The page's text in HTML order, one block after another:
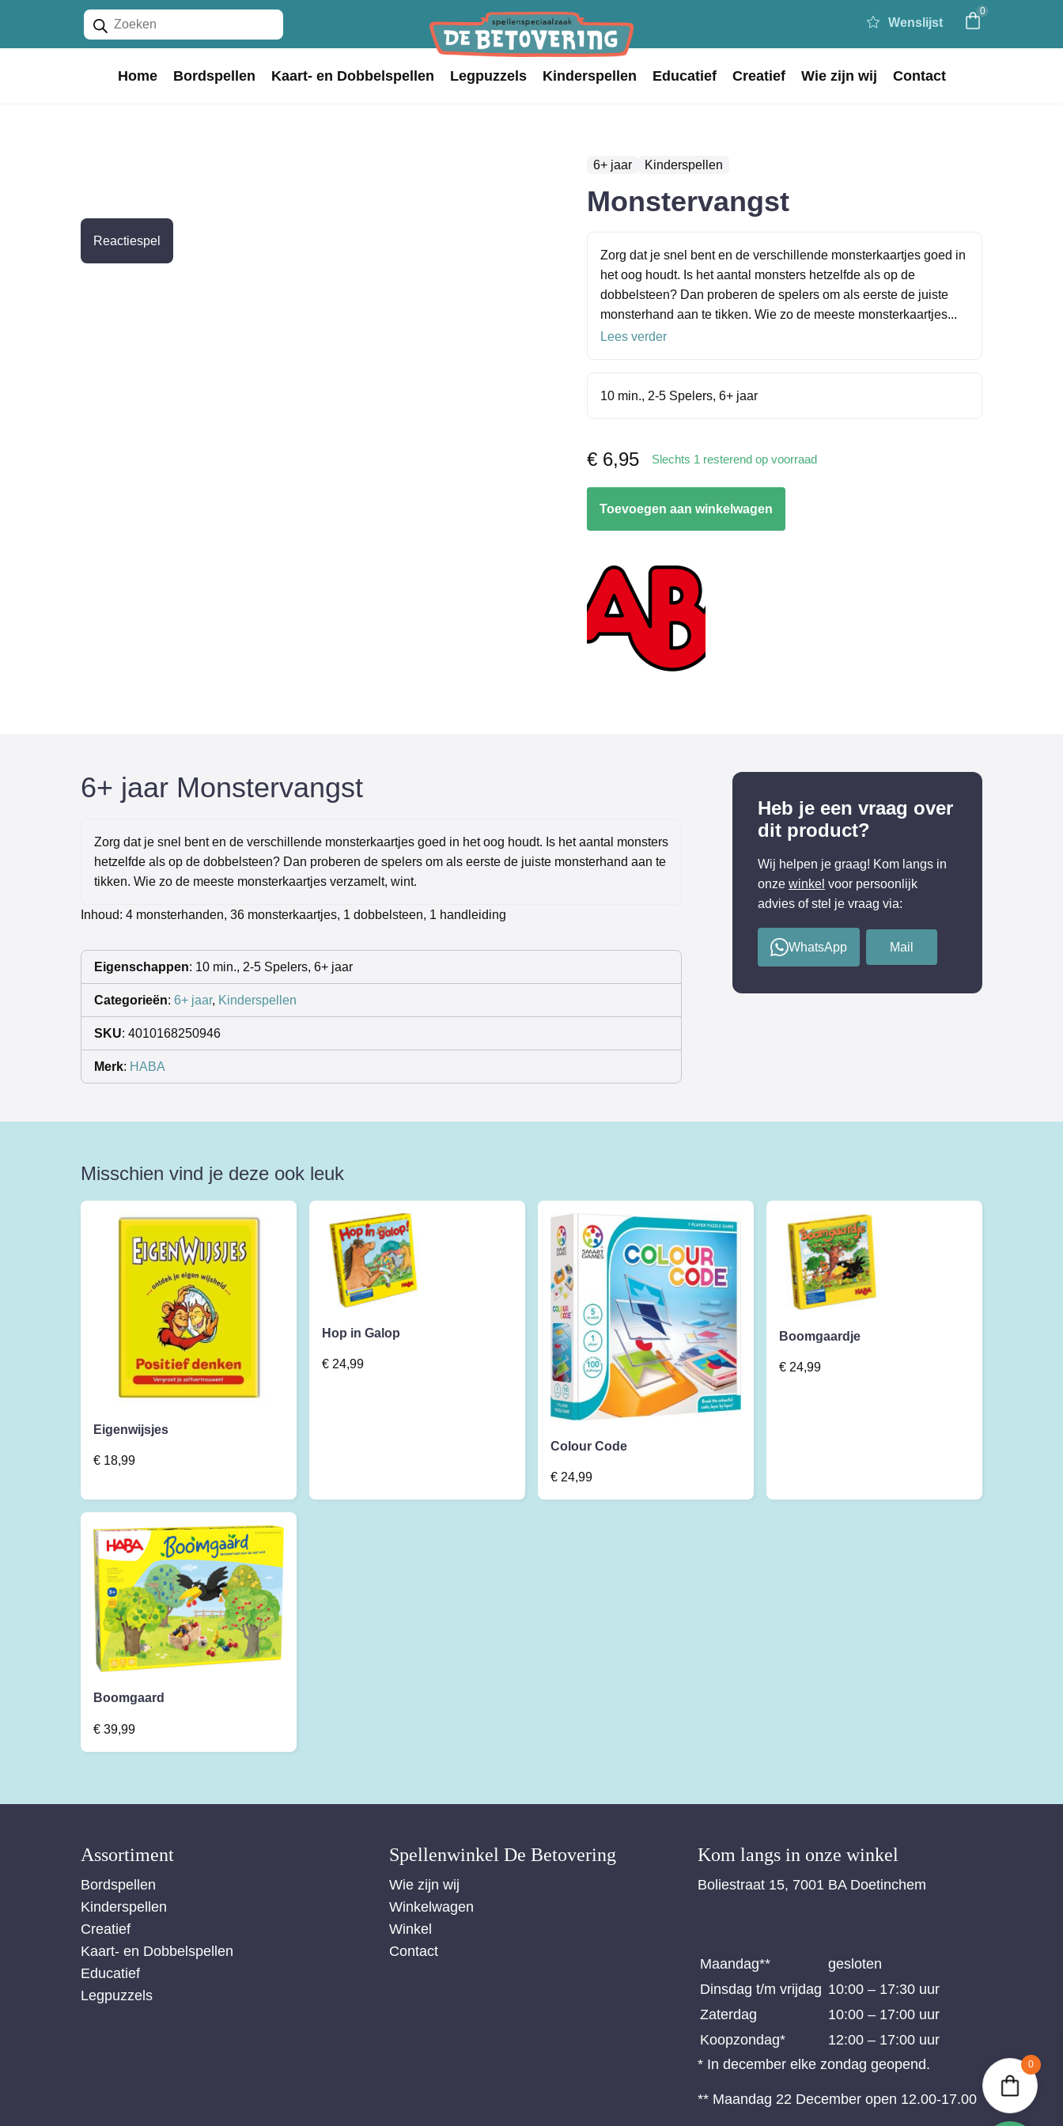
0
Producten
zoeken
Wenslijst
0
Home Bordspellen Kaart- en Dobbelspellen Legpuzzels Kinderspellen Educatief Creatief Wie zijn wij Contact
6+ jaar Kinderspellen
Monstervangst
Zorg dat je snel bent en de verschillende monsterkaartjes goed in
het oog houdt. Is het aantal monsters hetzelfde als op de
dobbelsteen? Dan proberen de spelers om als eerste de juiste
monsterhand aan te tikken. Wie zo de meeste monsterkaartjes...
Lees verder
10 min., 2-5 Spelers, 6+ jaar
€ 6,95
Reactiespel
Slechts 1 resterend op voorraad
aantal
Toevoegen aan winkelwagen
6+ jaar Monstervangst
Zorg dat je snel bent en de verschillende monsterkaartjes goed in het oog houdt. Is het aantal monsters
hetzelfde als op de dobbelsteen? Dan proberen de spelers om als eerste de juiste monsterhand aan te
tikken. Wie zo de meeste monsterkaartjes verzamelt, wint.
Inhoud: 4 monsterhanden, 36 monsterkaartjes, 1 dobbelsteen, 1 handleiding
Eigenschappen: 10 min., 2-5 Spelers, 6+ jaar
Categorieën: 6+ jaar, Kinderspellen
SKU: 4010168250946
Merk: HABA
Heb je een vraag over
dit product?
Wij helpen je graag! Kom langs in
onze winkel voor persoonlijk
advies of stel je vraag via:
WhatsApp Mail
Misschien vind je deze ook leuk
Eigenwijsjes
€ 18,99
Hop in Galop
€ 24,99
Colour Code
€ 24,99
Boomgaardje
€ 24,99
Boomgaard
€ 39,99
Assortiment
Bordspellen
Kinderspellen
Creatief
Kaart- en Dobbelspellen
Educatief
Legpuzzels
Spellenwinkel De Betover​ing
Wie zijn wij
Winkelwagen
Winkel
Contact
Kom langs in onze winkel
Boliestraat 15, 7001 BA Doetinchem
Maandag**
gesloten
Dinsdag t/m vrijdag 10:00 – 17:30 uur
Zaterdag
10:00 – 17:00 uur
Koopzondag*
12:00 – 17:00 uur
* In december elke zondag geopend.
** Maandag 22 December open 12.00-17.00